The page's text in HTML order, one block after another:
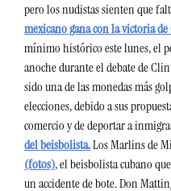
pero los nudistas sienten que
mexicano gana con la victoria
mínimo histórico este lunes, el
anoche durante el debate de
sido una de las monedas más
elecciones, debido a sus
comercio y de deportar a
del beisbolista.
(fotos), el beisbolista cubano
un accidente de bote. Don